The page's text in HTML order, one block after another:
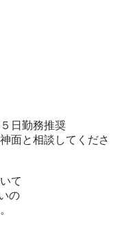
日勤務推奨
面と相談してくださ
て
の